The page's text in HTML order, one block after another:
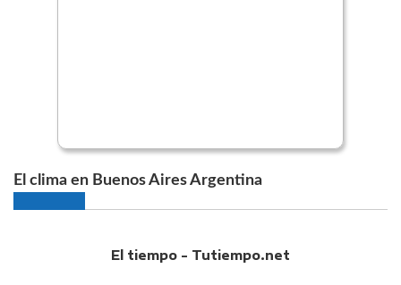
El clima en Buenos Aires Argentina
El tiempo - Tutiempo.net